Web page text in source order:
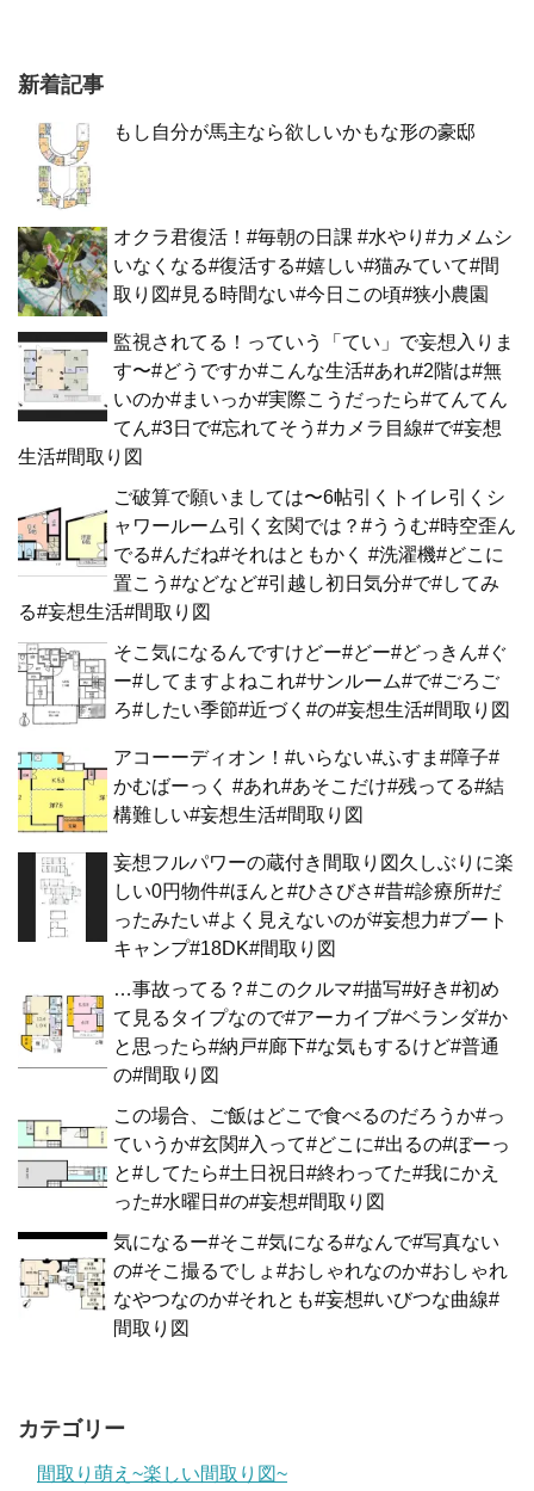
新着記事
もし自分が馬主なら欲しいかもな形の豪邸
オクラ君復活！#毎朝の日課 #水やり#カメムシ
いなくなる#復活する#嬉しい#猫みていて#間
取り図#見る時間ない#今日この頃#狭小農園
監視されてる！っていう「てい」で妄想入りま
す〜#どうですか#こんな生活#あれ#2階は#無
いのか#まいっか#実際こうだったら#てんてん
てん#3日で#忘れてそう#カメラ目線#で#妄想
生活#間取り図
ご破算で願いましては〜6帖引くトイレ引くシ
ャワールーム引く玄関では？#ううむ#時空歪ん
でる#んだね#それはともかく #洗濯機#どこに
置こう#などなど#引越し初日気分#で#してみ
る#妄想生活#間取り図
そこ気になるんですけどー#どー#どっきん#ぐ
ー#してますよねこれ#サンルーム#で#ごろご
ろ#したい季節#近づく#の#妄想生活#間取り図
アコーーディオン！#いらない#ふすま#障子#
かむばーっく #あれ#あそこだけ#残ってる#結
構難しい#妄想生活#間取り図
妄想フルパワーの蔵付き間取り図久しぶりに楽
しい0円物件#ほんと#ひさびさ#昔#診療所#だ
ったみたい#よく見えないのが#妄想力#ブート
キャンプ#18DK#間取り図
…事故ってる？#このクルマ#描写#好き#初め
て見るタイプなので#アーカイブ#ベランダ#か
と思ったら#納戸#廊下#な気もするけど#普通
の#間取り図
この場合、ご飯はどこで食べるのだろうか#っ
ていうか#玄関#入って#どこに#出るの#ぼーっ
と#してたら#土日祝日#終わってた#我にかえ
った#水曜日#の#妄想#間取り図
気になるー#そこ#気になる#なんで#写真ない
の#そこ撮るでしょ#おしゃれなのか#おしゃれ
なやつなのか#それとも#妄想#いびつな曲線#
間取り図
カテゴリー
間取り萌え~楽しい間取り図~